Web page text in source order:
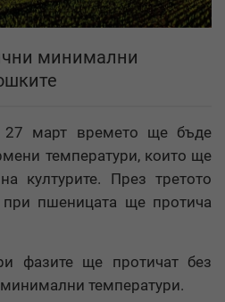
минимални
март времето ще бъде
температури, които ще
културите. През третото
при пшеницата ще протича
фазите ще протичат без
температури.